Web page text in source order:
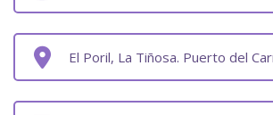
El Poril, La Tiñosa. Puerto del